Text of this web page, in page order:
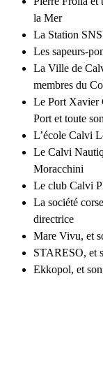
la Mer
La Station
Les sapeurs-
La Ville de
membres du
Le Port Xavier
Port et toute
L’école Calvi
Le Calvi
Moracchini
Le club Calvi
La société
directrice
Mare Vivu, et
STARESO, et
Ekkopol, et